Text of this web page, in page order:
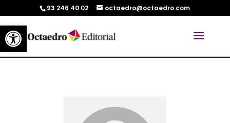
Abrir barra de herramientas
93 246 40 02 octaedro@octaedro.com